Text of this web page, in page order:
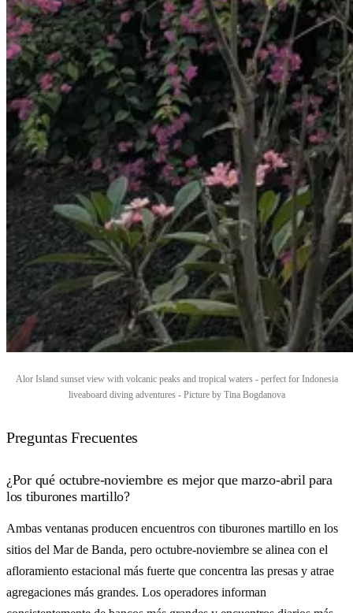
Alor Island sunset view with volcanic peaks and tropical waters - perfect for Indonesia
liveaboard diving adventures - Picture by Tina Bogdanova
Preguntas Frecuentes
¿Por qué octubre-noviembre es mejor que marzo-abril para
los tiburones martillo?
Ambas ventanas producen encuentros con tiburones martillo en los
sitios del Mar de Banda, pero octubre-noviembre se alinea con el
afloramiento estacional más fuerte que concentra las presas y atrae
agregaciones más grandes. Los operadores informan